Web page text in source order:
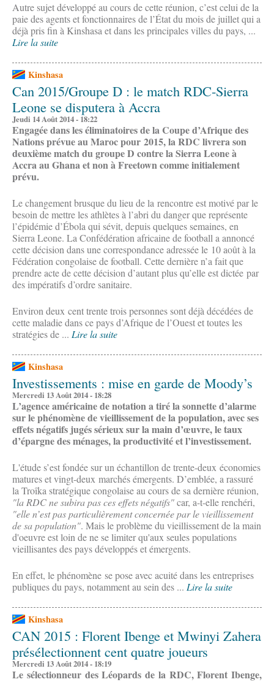
Autre sujet développé au cours de cette réunion, c’est celui de la
paie des agents et fonctionnaires de l’État du mois de juillet qui a
déjà pris fin à Kinshasa et dans les principales villes du pays, ...
Lire la suite
Kinshasa
Can 2015/Groupe D : le match RDC-Sierra
Leone se disputera à Accra
Jeudi 14 Août 2014 - 18:22
Engagée dans les éliminatoires de la Coupe d’Afrique des
Nations prévue au Maroc pour 2015, la RDC livrera son
deuxième match du groupe D contre la Sierra Leone à
Accra au Ghana et non à Freetown comme initialement
prévu.
Le changement brusque du lieu de la rencontre est motivé par le
besoin de mettre les athlètes à l’abri du danger que représente
l’épidémie d’Ébola qui sévit, depuis quelques semaines, en
Sierra Leone. La Confédération africaine de football a annoncé
cette décision dans une correspondance adressée le 10 août à la
Fédération congolaise de football. Cette dernière n’a fait que
prendre acte de cette décision d’autant plus qu’elle est dictée par
des impératifs d’ordre sanitaire.
Environ deux cent trente trois personnes sont déjà décédées de
cette maladie dans ce pays d’Afrique de l’Ouest et toutes les
stratégies de ... Lire la suite
Kinshasa
Investissements : mise en garde de Moody’s
Mercredi 13 Août 2014 - 18:28
L’agence américaine de notation a tiré la sonnette d’alarme
sur le phénomène de vieillissement de la population, avec ses
effets négatifs jugés sérieux sur la main d’œuvre, le taux
d’épargne des ménages, la productivité et l’investissement.
L'étude s’est fondée sur un échantillon de trente-deux économies
matures et vingt-deux marchés émergents. D’emblée, a rassuré
la Troîka stratégique congolaise au cours de sa dernière réunion,
"la RDC ne subira pas ces effets négatifs"car, a-t-elle renchéri,
"elle n’est pas particulièrement concernée par le vieillissement
de sa population". Mais le problème du vieillissement de la main
d'oeuvre est loin de ne se limiter qu'aux seules populations
vieillisantes des pays développés et émergents.
En effet, le phénomène se pose avec acuité dans les entreprises
publiques du pays, notamment au sein des ... Lire la suite
Kinshasa
CAN 2015 : Florent Ibenge et Mwinyi Zahera
présélectionnent cent quatre joueurs
Mercredi 13 Août 2014 - 18:19
Le sélectionneur des Léopards de la RDC, Florent Ibenge,